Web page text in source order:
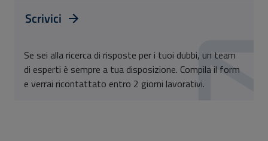
Scrivici
Se sei alla ricerca di risposte per i tuoi dubbi, un team
di esperti è sempre a tua disposizione. Compila il form
e verrai ricontattato entro 2 giorni lavorativi.